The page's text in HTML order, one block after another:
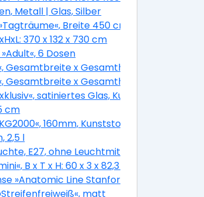
3 Personen
Metall | Glas, Silber
Breite 450 cm, seidenmatt
370 x 132 x 730 cm
6 Dosen
33 mm, weiß/titan
Gesamtbreite x Gesamthöhe: 155 x 110
33 mm, weiß/golden oak
Gesamtbreite x Gesamthöhe: 75 x 160
33 mm, weiß/titan
satiniertes Glas, Kunststoff (PVC),
cm
160mm, Kunststoff (PP)
2,5 l
E27, ohne Leuchtmittel
B x T x H: 60 x 3 x 82,3 cm, 480 W, weiß
»Anatomic Line Stanford«,
black
matt